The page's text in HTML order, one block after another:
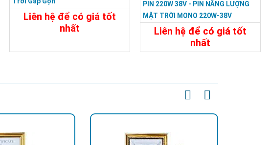
Liên hệ để có giá tốt
nhất
PIN 220W 38V - PIN NĂNG LƯỢNG
MẶT TRỜI MONO 220W-38V
Liên hệ để có giá tốt
nhất